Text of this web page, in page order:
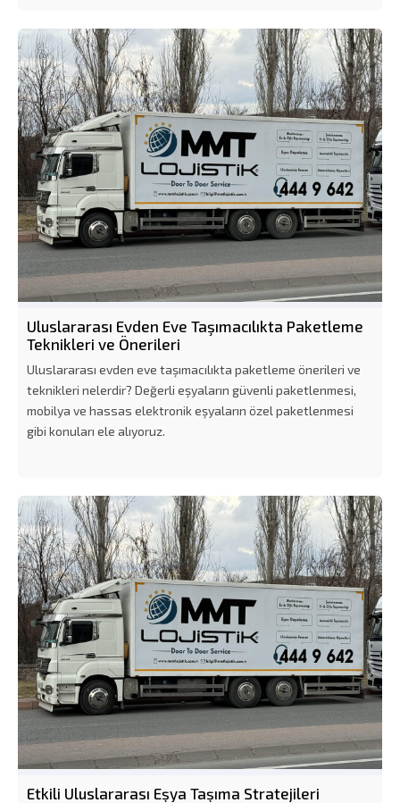
Uluslararası Evden Eve Taşımacılıkta Paketleme
Teknikleri ve Önerileri
Uluslararası evden eve taşımacılıkta paketleme önerileri ve
teknikleri nelerdir? Değerli eşyaların güvenli paketlenmesi,
mobilya ve hassas elektronik eşyaların özel paketlenmesi
gibi konuları ele alıyoruz.
Etkili Uluslararası Eşya Taşıma Stratejileri